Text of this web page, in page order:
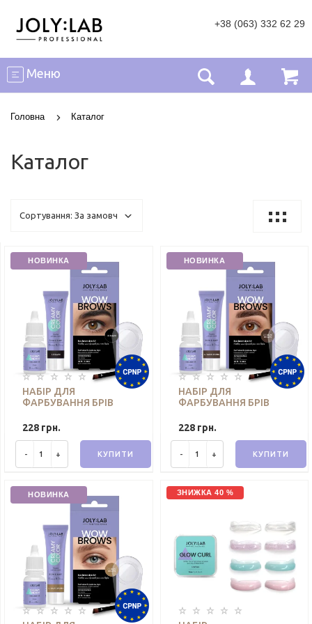
+38 (063) 332 62 29
Меню
Головна Каталог
Каталог
НОВИНКА
НАБІР ДЛЯ
ФАРБУВАННЯ БРІВ
JOLY:LAB
228 грн.
- + КУПИТИ
НОВИНКА
НАБІР ДЛЯ
ФАРБУВАННЯ БРІВ
BROWN JOLY:LAB
228 грн.
- + КУПИТИ
НОВИНКА ЗНИЖКА 40 %